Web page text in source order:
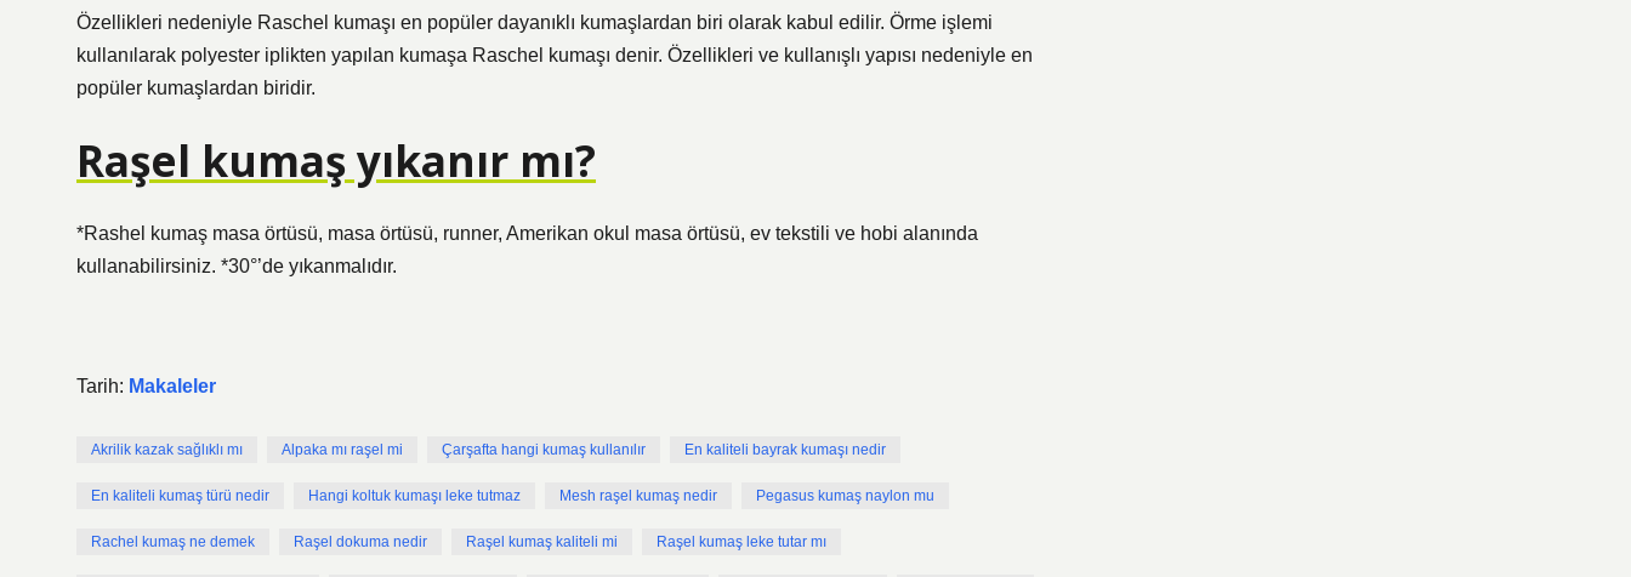
Özellikleri nedeniyle Raschel kumaşı en popüler dayanıklı kumaşlardan biri olarak kabul edilir. Örme işlemi
kullanılarak polyester iplikten yapılan kumaşa Raschel kumaşı denir. Özellikleri ve kullanışlı yapısı nedeniyle en
popüler kumaşlardan biridir.
Raşel kumaş yıkanır mı?
*Rashel kumaş masa örtüsü, masa örtüsü, runner, Amerikan okul masa örtüsü, ev tekstili ve hobi alanında
kullanabilirsiniz. *30°’de yıkanmalıdır.
Tarih: Makaleler
Akrilik kazak sağlıklı mı Alpaka mı raşel mi Çarşafta hangi kumaş kullanılır En kaliteli bayrak kumaşı nedir
En kaliteli kumaş türü nedir Hangi koltuk kumaşı leke tutmaz Mesh raşel kumaş nedir Pegasus kumaş naylon mu
Rachel kumaş ne demek Raşel dokuma nedir Raşel kumaş kaliteli mi Raşel kumaş leke tutar mı